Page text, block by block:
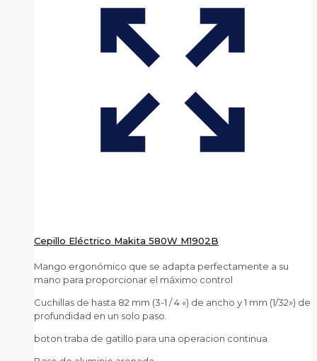
Cepillo Eléctrico Makita 580W M1902B
Mango ergonómico que se adapta perfectamente a su
mano para proporcionar el máximo control
Cuchillas de hasta 82 mm (3-1 / 4 «) de ancho y 1 mm (1/32») de
profundidad en un solo paso.
boton traba de gatillo para una operacion continua.